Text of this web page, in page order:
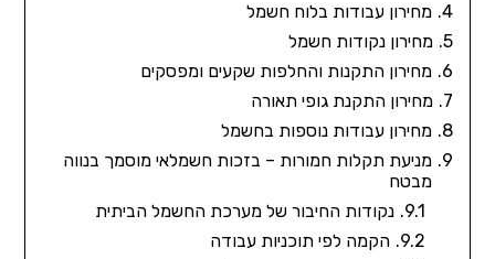
מחירון עבודות בלוח חשמל
מחירון נקודות חשמל
מחירון התקנות והחלפות שקעים ומפסקים
מחירון התקנת גופי תאורה
מחירון עבודות נוספות בחשמל
מניעת תקלות חמורות – בזכות חשמלאי מוסמך בנווה
מבטח
נקודות החיבור של מערכת החשמל הביתית
הקמה לפי תוכניות עבודה